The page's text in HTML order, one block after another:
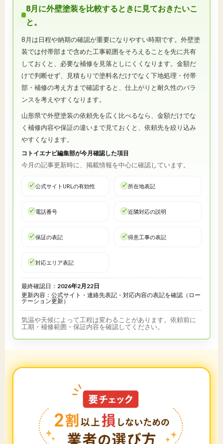
8月に外壁塗装を比較するときに見ておきたいこ
と。
8月は日程や納期の確認が重要になりやすい時期です。外壁塗
装では付帯部まで含めた工事範囲をそろえることを先に共有
しておくと、必要な補修を見落としにくくなります。金額だ
けで判断せず、見積もりで塗料名だけでなく下地処理・付帯
部・補修の考え方まで確認すると、仕上がりと耐久性のバラ
ンスを考えやすくなります。
山形県で外壁塗装の依頼先を広く比べるなら、金額だけでな
く補修内容や保証の違いまで見ておくと、依頼先を絞り込み
やすくなります。
コトイエナビ編集部が今月確認した項目
今月の記事更新時に、掲載情報を中心に確認しています。
公式サイトURLの有効性 所在地表記
電話番号 近隣対応の説明
保証の表記 得意工事の表記
対応エリア表記
最終確認日： 2026年2月22日
更新内容：公式サイト・連絡先表記・対応内容の表記を確認（ロー
テーション更新）
気温や天候によって工程は変わることがあります。依頼前に
工期・補修範囲・保証内容を確認してください。